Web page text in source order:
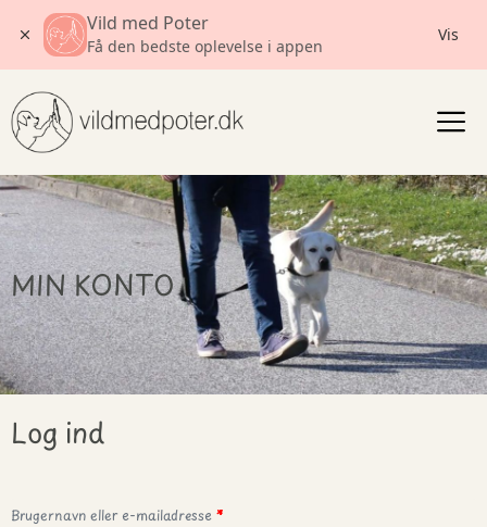
indholdet
MIN KONTO
Log ind
Brugernavn eller e-mailadresse *
Vild med Poter
Få den bedste oplevelse i appen
Vis